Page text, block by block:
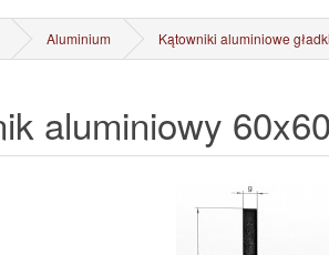
Aluminium Kątowniki aluminiowe
aluminiowy